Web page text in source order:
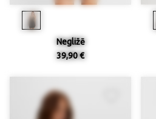
Negližē
39,90 €